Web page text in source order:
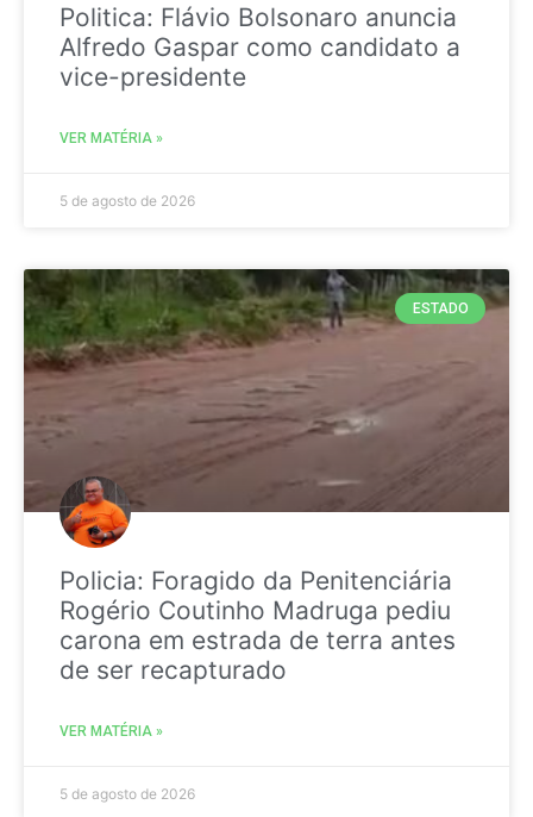
Politica: Flávio Bolsonaro anuncia
Alfredo Gaspar como candidato a
vice-presidente
VER MATÉRIA »
5 de agosto de 2026
ESTADO
Policia: Foragido da Penitenciária
Rogério Coutinho Madruga pediu
carona em estrada de terra antes
de ser recapturado
VER MATÉRIA »
5 de agosto de 2026